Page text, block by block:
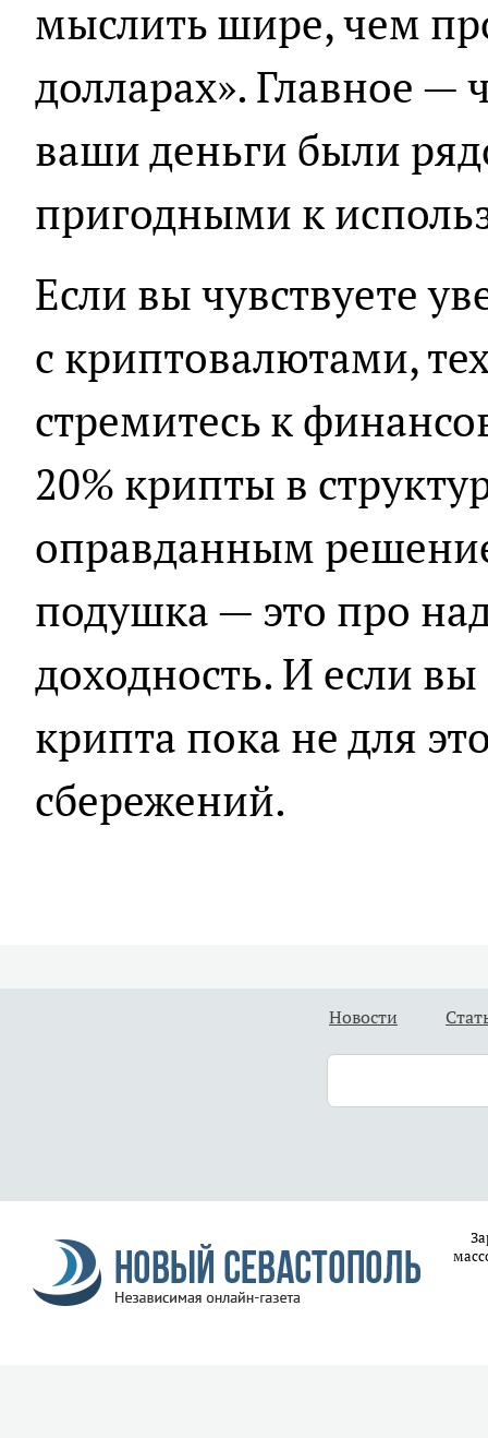
мыслить шире, чем
долларах». Главное
ваши деньги были
пригодными к
Если вы чувствуете
с криптовалютами,
стремитесь к
20% крипты в
оправданным
подушка — это про
доходность. И если
крипта пока не для
сбережений.
Новости